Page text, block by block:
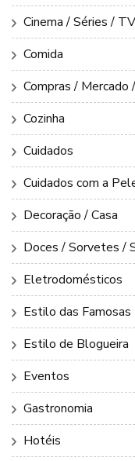
Cinema / Séries / TV
Comida
Compras / Mercado
Cozinha
Cuidados
Cuidados com a
Decoração / Casa
Doces / Sorvetes /
Eletrodomésticos
Estilo das Famosas
Estilo de Blogueira
Eventos
Gastronomia
Hotéis